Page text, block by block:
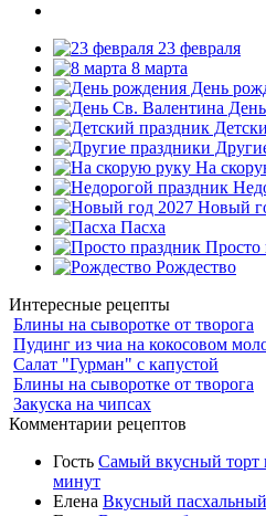
23 февраля
8 марта
День
На
Новый
Пасха
Просто
Рождество
Интересные рецепты
Блины на сыворотке от творога
Пудинг из чиа на кокосовом
Салат "Гурман" с капустой
Блины на сыворотке от творога
Закуска на чипсах
Комментарии рецептов
Гость Самый вкусный торт
минут
Елена Вкусный